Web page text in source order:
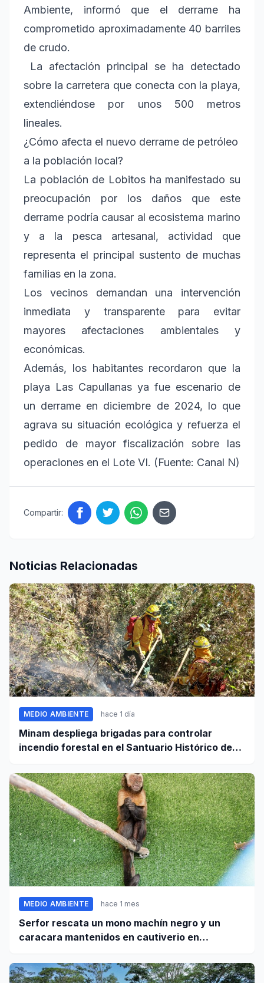
Ambiente, informó que el derrame ha
comprometido aproximadamente 40 barriles
de crudo.
La afectación principal se ha detectado
sobre la carretera que conecta con la playa,
extendiéndose por unos 500 metros
lineales.
¿Cómo afecta el nuevo derrame de petróleo
a la población local?
La población de Lobitos ha manifestado su
preocupación por los daños que este
derrame podría causar al ecosistema marino
y a la pesca artesanal, actividad que
representa el principal sustento de muchas
familias en la zona.
Los vecinos demandan una intervención
inmediata y transparente para evitar
mayores afectaciones ambientales y
económicas.
Además, los habitantes recordaron que la
playa Las Capullanas ya fue escenario de
un derrame en diciembre de 2024, lo que
agrava su situación ecológica y refuerza el
pedido de mayor fiscalización sobre las
operaciones en el Lote VI. (Fuente: Canal N)
Compartir:
Noticias Relacionadas
MEDIO AMBIENTE hace 1 día
Minam despliega brigadas para controlar
incendio forestal en el Santuario Histórico de
MEDIO AMBIENTE hace 1 mes
Serfor rescata un mono machín negro y un
caracara mantenidos en cautiverio en